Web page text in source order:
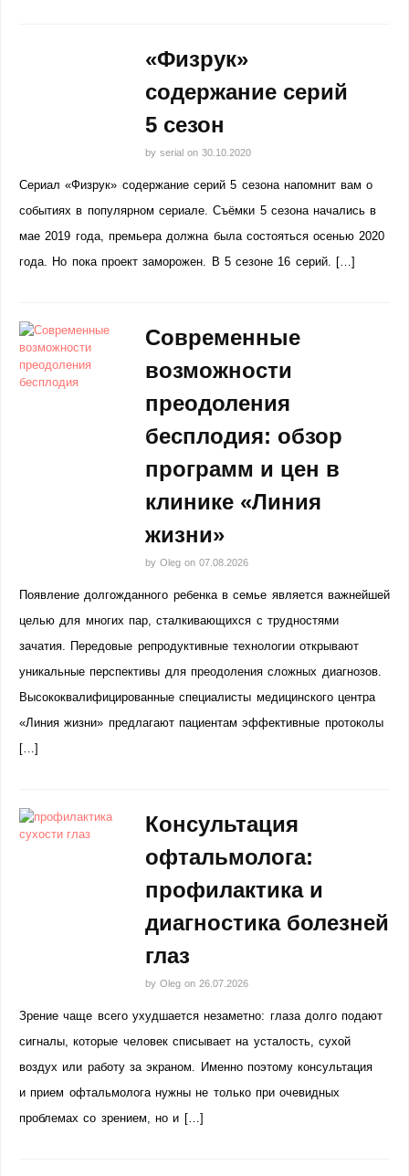
«Физрук»
содержание серий
5 сезон
by serial on 30.10.2020
Сериал «Физрук» содержание серий 5 сезона напомнит вам о
событиях в популярном сериале. Съёмки 5 сезона начались в
мае 2019 года, премьера должна была состояться осенью 2020
года. Но пока проект заморожен. В 5 сезоне 16 серий. […]
Современные
возможности
преодоления
бесплодия: обзор
программ и цен в
клинике «Линия
жизни»
by Oleg on 07.08.2026
Появление долгожданного ребенка в семье является важнейшей
целью для многих пар, сталкивающихся с трудностями
зачатия. Передовые репродуктивные технологии открывают
уникальные перспективы для преодоления сложных диагнозов.
Высококвалифицированные специалисты медицинского центра
«Линия жизни» предлагают пациентам эффективные протоколы
[…]
Консультация
офтальмолога:
профилактика и
диагностика болезней
глаз
by Oleg on 26.07.2026
Зрение чаще всего ухудшается незаметно: глаза долго подают
сигналы, которые человек списывает на усталость, сухой
воздух или работу за экраном. Именно поэтому консультация
и прием офтальмолога нужны не только при очевидных
проблемах со зрением, но и […]